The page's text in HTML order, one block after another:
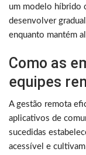
um modelo híbrido
desenvolver
enquanto mantém
Como as
equipes
A gestão remota
aplicativos de
sucedidas
acessível e